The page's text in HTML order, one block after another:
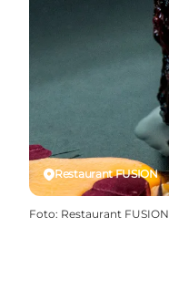
Restaurant FUSION
Foto: Restaurant FUSION